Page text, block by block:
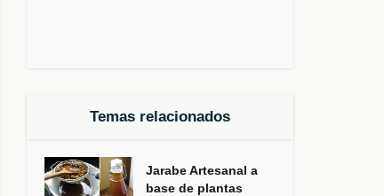
Temas relacionados
Jarabe Artesanal a
base de plantas